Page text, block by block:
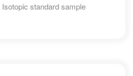
Isotopic standard sample